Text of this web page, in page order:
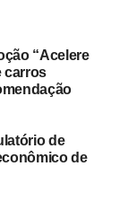
“Acelere
carros
de
de